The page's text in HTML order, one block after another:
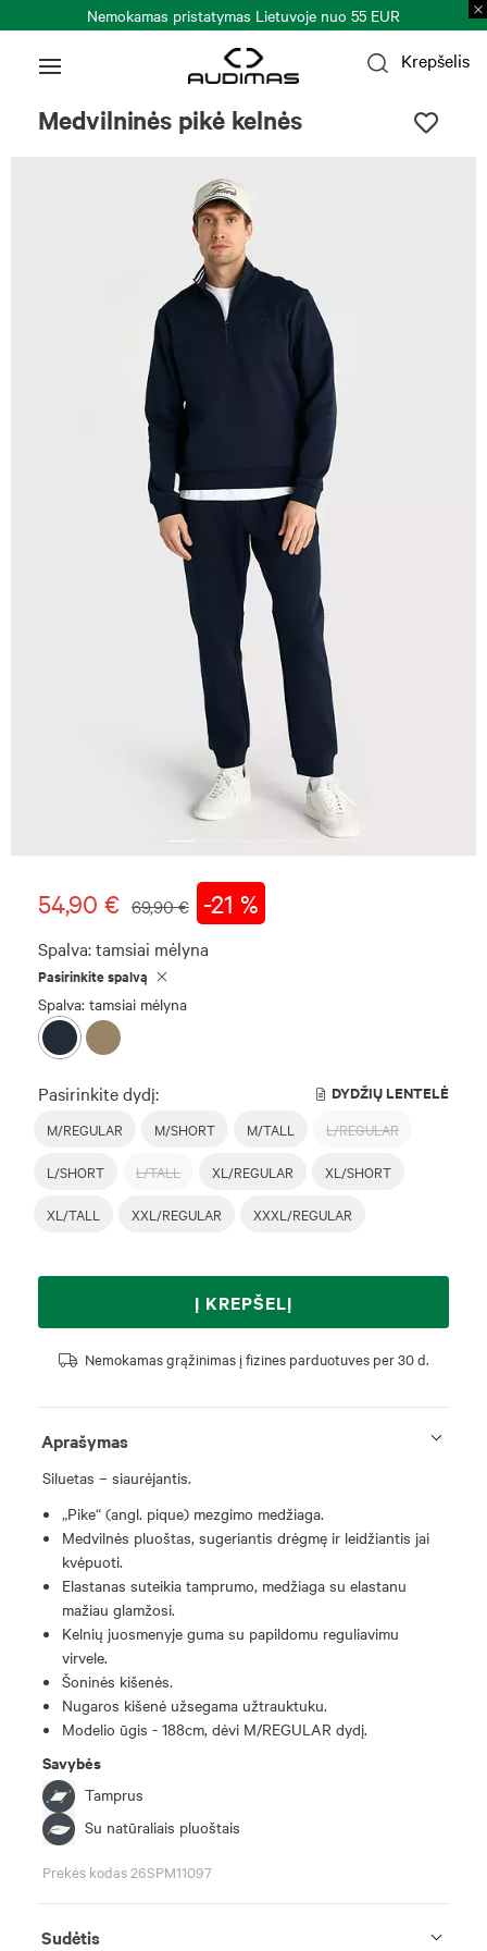
Nemokamas pristatymas Lietuvoje nuo 55 EUR
Krepšelis
Medvilninės pikė kelnės
54,90 € 69,90 € -21 %
Spalva:tamsiai mėlyna
Pasirinkite spalvą
Spalva: tamsiai mėlyna
Pasirinkite dydį: DYDŽIŲ LENTELĖ
M/REGULAR M/SHORT M/TALL L/REGULAR
L/SHORT L/TALL XL/REGULAR XL/SHORT
XL/TALL XXL/REGULAR XXXL/REGULAR
Į KREPŠELĮ
Nemokamas grąžinimas į fizines parduotuves per 30 d.
Aprašymas
Siluetas – siaurėjantis.
„Pike“ (angl. pique) mezgimo medžiaga.
Medvilnės pluoštas, sugeriantis drėgmę ir leidžiantis jai
kvėpuoti.
Elastanas suteikia tamprumo, medžiaga su elastanu
mažiau glamžosi.
Kelnių juosmenyje guma su papildomu reguliavimu
virvele.
Šoninės kišenės.
Nugaros kišenė užsegama užtrauktuku.
Modelio ūgis - 188cm, dėvi M/REGULAR dydį.
Savybės
Tamprus
Su natūraliais pluoštais
Prekės kodas 26SPM11097
Sudėtis